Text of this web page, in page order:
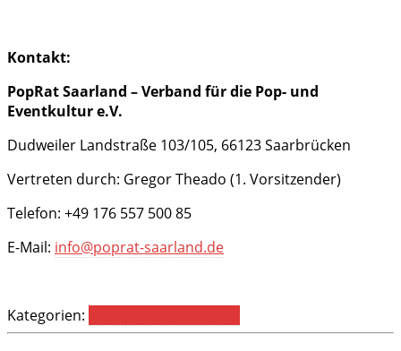
Kontakt:
PopRat Saarland – Verband für die Pop- und
Eventkultur e.V.
Dudweiler Landstraße 103/105, 66123 Saarbrücken
Vertreten durch: Gregor Theado (1. Vorsitzender)
Telefon: +49 176 557 500 85
E-Mail: info@poprat-saarland.de
Kategorien: